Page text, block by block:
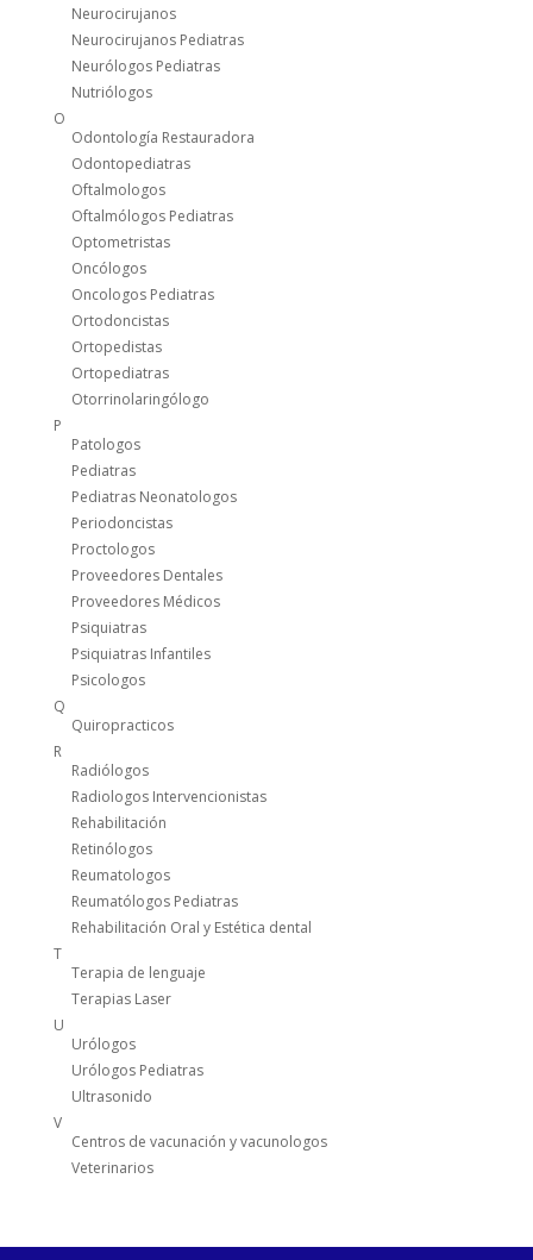
Neurocirujanos
Neurocirujanos Pediatras
Neurólogos Pediatras
Nutriólogos
O
Odontología Restauradora
Odontopediatras
Oftalmologos
Oftalmólogos Pediatras
Optometristas
Oncólogos
Oncologos Pediatras
Ortodoncistas
Ortopedistas
Ortopediatras
Otorrinolaringólogo
P
Patologos
Pediatras
Pediatras Neonatologos
Periodoncistas
Proctologos
Proveedores Dentales
Proveedores Médicos
Psiquiatras
Psiquiatras Infantiles
Psicologos
Q
Quiropracticos
R
Radiólogos
Radiologos Intervencionistas
Rehabilitación
Retinólogos
Reumatologos
Reumatólogos Pediatras
Rehabilitación Oral y Estética dental
T
Terapia de lenguaje
Terapias Laser
U
Urólogos
Urólogos Pediatras
Ultrasonido
V
Centros de vacunación y vacunologos
Veterinarios